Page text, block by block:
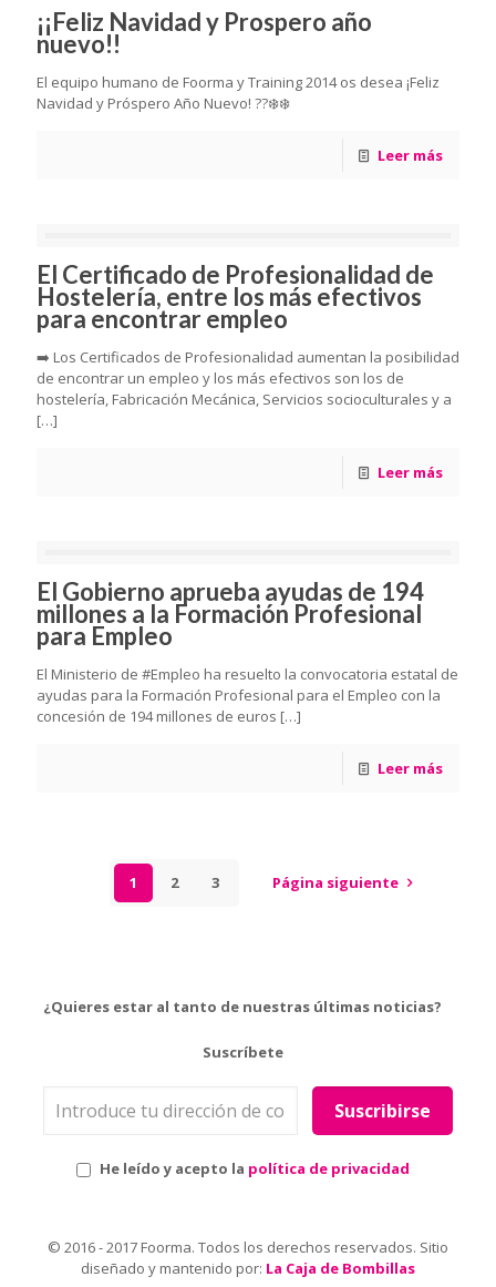
¡¡Feliz Navidad y Prospero año
nuevo!!
El equipo humano de Foorma y Training 2014 os desea ¡Feliz
Navidad y Próspero Año Nuevo! ??❄️❄️
Leer más
El Certificado de Profesionalidad de
Hostelería, entre los más efectivos
para encontrar empleo
➡️ Los Certificados de Profesionalidad aumentan la posibilidad
de encontrar un empleo y los más efectivos son los de
hostelería, Fabricación Mecánica, Servicios socioculturales y a
[…]
Leer más
El Gobierno aprueba ayudas de 194
millones a la Formación Profesional
para Empleo
El Ministerio de #Empleo ha resuelto la convocatoria estatal de
ayudas para la Formación Profesional para el Empleo con la
concesión de 194 millones de euros […]
Leer más
1 2 3 Página siguiente
¿Quieres estar al tanto de nuestras últimas noticias?
Suscríbete
He leído y acepto la política de privacidad
© 2016 - 2017 Foorma. Todos los derechos reservados. Sitio
diseñado y mantenido por: La Caja de Bombillas